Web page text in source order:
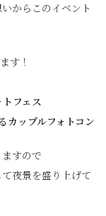
からこのイベント
す！
フェス
カップルフォトコン
すので
夜景を盛り上げて